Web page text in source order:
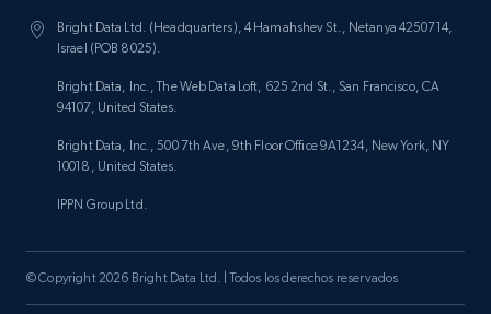
Bright Data Ltd. (Headquarters), 4 Hamahshev St., Netanya 4250714,
Israel (POB 8025).
Bright Data, Inc., The Web Data Loft, 625 2nd St., San Francisco, CA
94107, United States.
Bright Data, Inc., 500 7th Ave, 9th Floor Office 9A1234, New York, NY
10018, United States.
IPPN Group Ltd.
© Copyright 2026 Bright Data Ltd. | Todos los derechos reservados